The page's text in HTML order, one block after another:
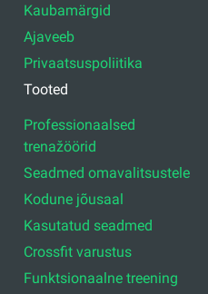
Kaubamärgid
Ajaveeb
Privaatsuspoliitika
Tooted
Professionaalsed
trenažöörid
Seadmed omavalitsustele
Kodune jõusaal
Kasutatud seadmed
Crossfit varustus
Funktsionaalne treening